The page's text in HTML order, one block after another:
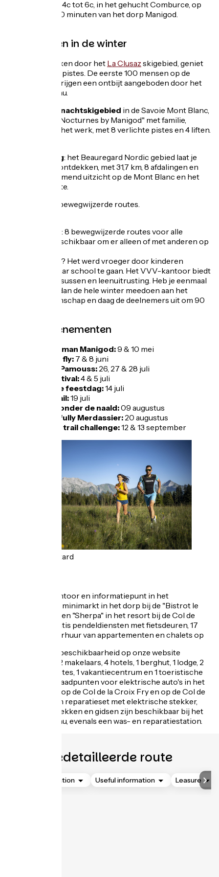
50 m, van 4c tot 6c, in het gehucht Comburce, op
slechts 20 minuten van het dorp Manigod.
Terugkomen in de winter
Getrokken door het La Clusaz skigebied, geniet
van 125 km aan pistes. De eerste 100 mensen op de
openingsdag krijgen een ontbijt aangeboden door het
toeristenbureau.
Het grootste nachtskigebied in de Savoie Mont Blanc,
geniet van de "Nocturnes by Manigod" met familie,
vrienden of na het werk, met 8 verlichte pistes en 4 liften.
Nordic skiing: het Beauregard Nordic gebied laat je
deze activiteit ontdekken, met 31,7 km, 8 afdalingen en
een adembenemend uitzicht op de Mont Blanc en het
Aravis-gebergte.
3 bewegwijzerde routes.
: 8 bewegwijzerde routes voor alle
niveaus zijn beschikbaar om er alleen of met anderen op
? Het werd vroeger door kinderen
gebruikt om naar school te gaan. Het VVV-kantoor biedt
introductiecursussen en leenuitrusting. Heb je eenmaal
getraind, kom dan de hele winter meedoen aan het
paretkampioenschap en daag de deelnemers uit om 90
Andere evenementen
Ultimate man Manigod:9 & 10 mei
Borns to fly: 7 & 8 juni
Namass Pamouss: 26, 27 & 28 juli
Jeep Festival:4 & 5 juli
Nationale feestdag:14 juli
Eagle Trail:19 juli
Festival onder de naald:09 augustus
Wonderfully Merdassier: 20 augustus
Manigod trail challenge:12 & 13 september
Tilby Vattard
Toeristisch kantoor en informatiepunt in het
hoogseizoen, 1 minimarkt in het dorp bij de "Bistrot le
Capitaine" en een "Sherpa" in het resort bij de Col de
Merdassier, gratis pendeldiensten met fietsdeuren, 17
restaurants, verhuur van appartementen en chalets op
onze centrale beschikbaarheid op onze website
manigod.com, 2 makelaars, 4 hotels, 1 berghut, 1 lodge, 2
chambres d'hôtes, 1 vakantiecentrum en 1 toeristische
residentie.., oplaadpunten voor elektrische auto's in het
dorp Manigod, op de Col de la Croix Fry en op de Col de
Merdassier een reparatieset met elektrische stekker,
pomp, fietsenrekken en gidsen zijn beschikbaar bij het
toeristenbureau, evenals een was- en reparatiestation.
Gedetailleerde route
Accommodation Useful information Leasure